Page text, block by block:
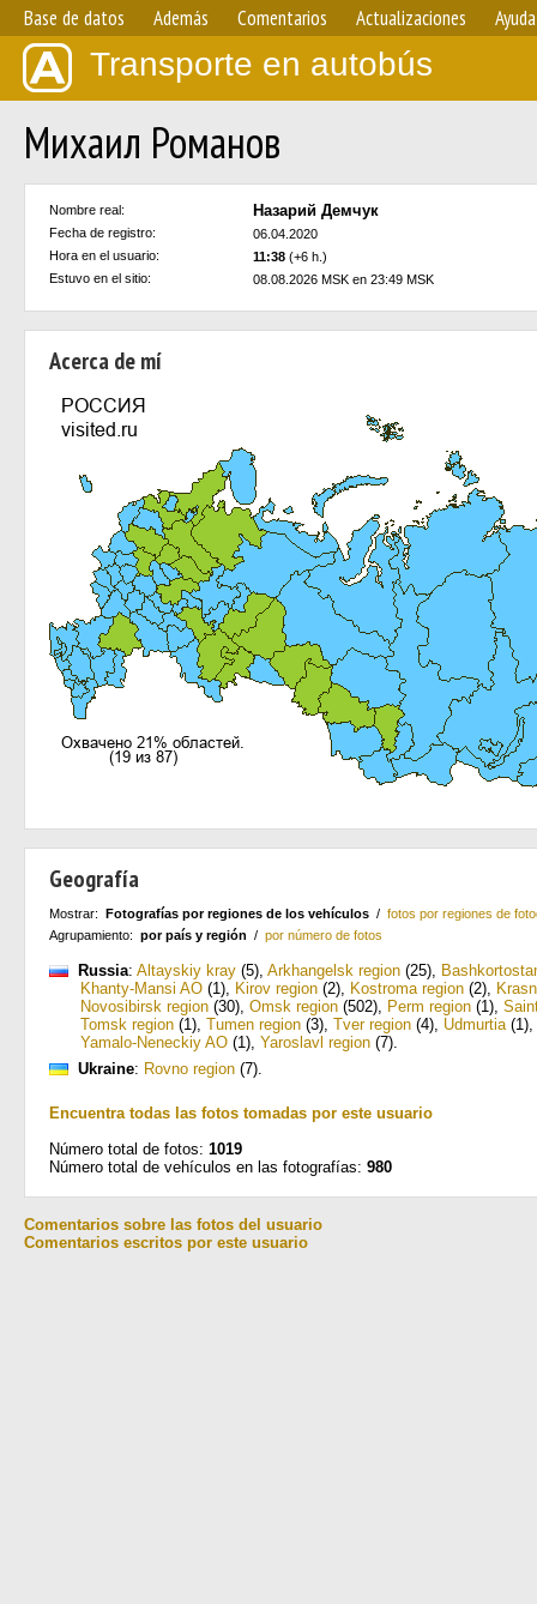
Base de datos Además Comentarios Actualizaciones Ayuda
Transporte en autobús
Михаил Романов
Nombre real: Назарий Демчук
Fecha de registro:
06.04.2020
Hora en el usuario:
11:38 (+6 h.)
Estuvo en el sitio:
08.08.2026 MSK en 23:49 MSK
Acerca de mí
Geografía
Mostrar: Fotografías por regiones de los vehículos / fotos por regiones de
Agrupamiento: por país y región / por número de fotos
Russia: Altayskiy kray (5), Arkhangelsk region (25),
Khanty-Mansi AO (1), Kirov region (2), Kostroma region (2),
Novosibirsk region (30), Omsk region (502), Perm region (1),
Tomsk region (1), Tumen region (3), Tver region (4), Udmurtia(1),
Yamalo-Neneckiy AO (1), Yaroslavl region (7).
Ukraine: Rovno region (7).
Encuentra todas las fotos tomadas por este usuario
Número total de fotos: 1019
Número total de vehículos en las fotografías: 980
Comentarios sobre las fotos del usuario
Comentarios escritos por este usuario